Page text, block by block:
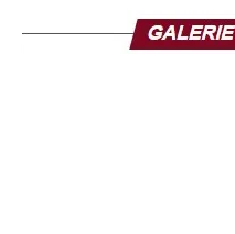
Malgré ces évolutions, les
restent incertaines. Les